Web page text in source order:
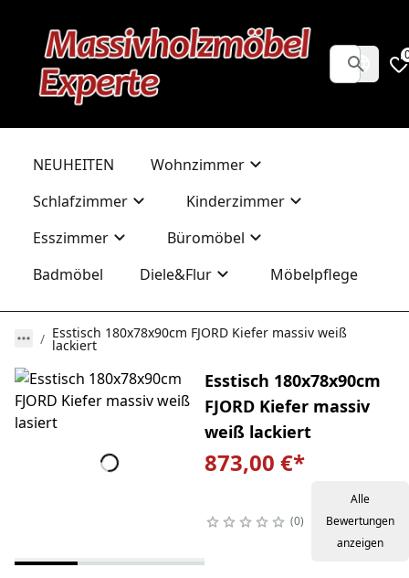
NEUHEITEN
Wohnzimmer
Schlafzimmer
Kinderzimmer
Esszimmer
Büromöbel
Badmöbel
Diele&Flur Möbelpflege
Esstisch 180x78x90cm FJORD Kiefer massiv weiß
lackiert
Esstisch 180x78x90cm
FJORD Kiefer massiv
weiß lackiert
873,00 €*
0
Alle
Bewertungen
anzeigen